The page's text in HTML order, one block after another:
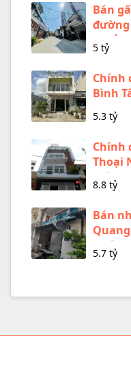
Bán
đường
xe tải
5 tỷ
Chính
Bình
5.3 tỷ
Chính
Thoại
giá
8.8 tỷ
Bán
dưới
5.7 tỷ